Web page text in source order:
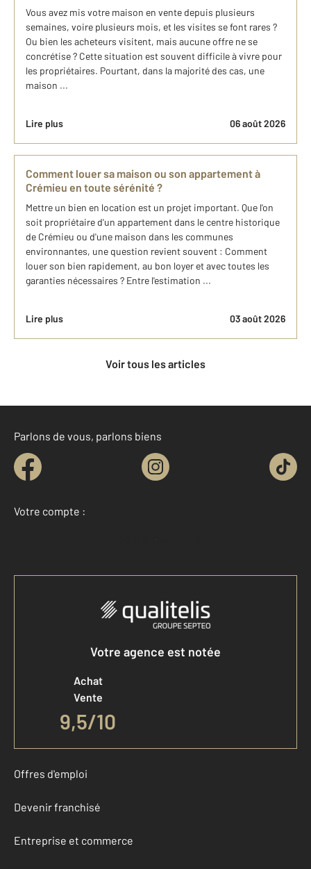
Vous avez mis votre maison en vente depuis plusieurs
semaines, voire plusieurs mois, et les visites se font rares ?
Ou bien les acheteurs visitent, mais aucune offre ne se
concrétise ? Cette situation est souvent difficile à vivre pour
les propriétaires. Pourtant, dans la majorité des cas, une
maison ...
Lire plus 06 août 2026
Comment louer sa maison ou son appartement à
Crémieu en toute sérénité ?
Mettre un bien en location est un projet important. Que l'on
soit propriétaire d'un appartement dans le centre historique
de Crémieu ou d'une maison dans les communes
environnantes, une question revient souvent : Comment
louer son bien rapidement, au bon loyer et avec toutes les
garanties nécessaires ? Entre l'estimation ...
Lire plus 03 août 2026
Voir tous les articles
Parlons de vous, parlons biens
Votre compte :
Accéder à mon compte
Votre agence est notée
Achat
Vente
9,5/10
Offres d'emploi
Devenir franchisé
Entreprise et commerce